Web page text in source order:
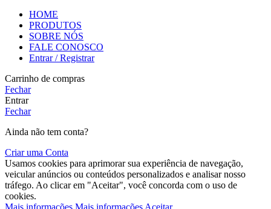
HOME
PRODUTOS
SOBRE NÓS
FALE CONOSCO
Entrar / Registrar
Carrinho de compras
Fechar
Entrar
Fechar
Ainda não tem conta?
Criar uma Conta
Usamos cookies para aprimorar sua experiência de navegação,
veicular anúncios ou conteúdos personalizados e analisar nosso
tráfego. Ao clicar em "Aceitar", você concorda com o uso de
cookies.